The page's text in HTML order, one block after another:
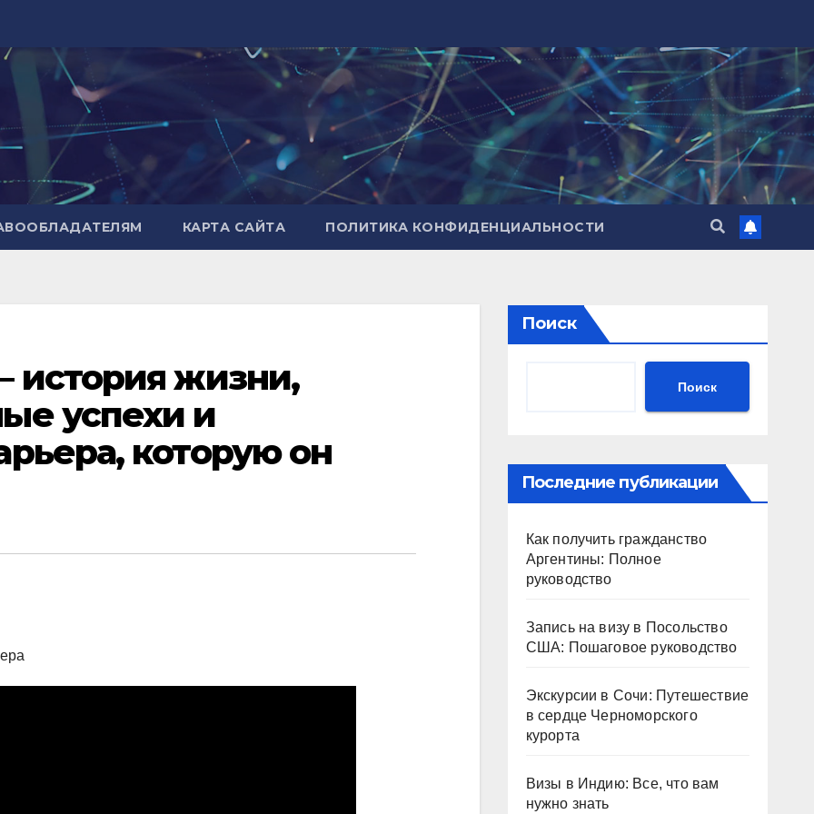
КАРТА САЙТА ПОЛИТИКА КОНФИДЕНЦИАЛЬНОСТИ
история жизни,
успехи и
которую он
Поиск
Поиск
Последние публикации
Как получить гражданство
Аргентины: Полное
руководство
Запись на визу в Посольство
США: Пошаговое руководство
Экскурсии в Сочи: Путешествие
в сердце Черноморского
курорта
Визы в Индию: Все, что вам
нужно знать